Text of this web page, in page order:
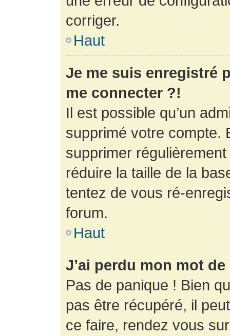
corriger.
Haut
Je me suis enregistré
me connecter ?!
Il est possible qu’un
supprimé votre compte.
supprimer
réduire la taille de la
tentez de vous ré-
forum.
Haut
J’ai perdu mon mot
Pas de panique ! Bien
pas être récupéré, il
ce faire, rendez vous